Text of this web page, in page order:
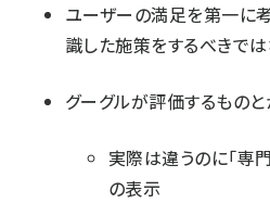
ユーザーの満足を第一に
識した施策をするべきで
グーグルが評価するもの
実際は違うのに「専
の表示